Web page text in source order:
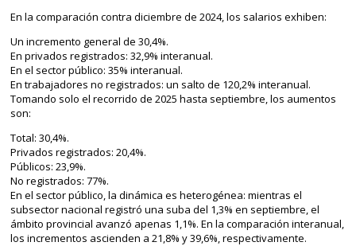
En la comparación contra diciembre de 2024, los salarios exhiben:
Un incremento general de 30,4%.
En privados registrados: 32,9% interanual.
En el sector público: 35% interanual.
En trabajadores no registrados: un salto de 120,2% interanual.
Tomando solo el recorrido de 2025 hasta septiembre, los aumentos
son:
Total: 30,4%.
Privados registrados: 20,4%.
Públicos: 23,9%.
No registrados: 77%.
En el sector público, la dinámica es heterogénea: mientras el
subsector nacional registró una suba del 1,3% en septiembre, el
ámbito provincial avanzó apenas 1,1%. En la comparación interanual,
los incrementos ascienden a 21,8% y 39,6%, respectivamente.